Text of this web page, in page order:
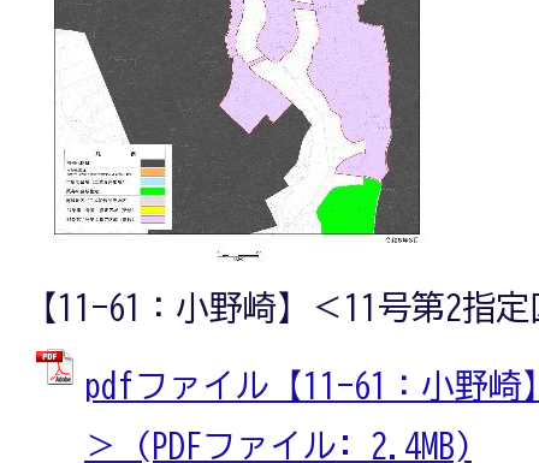
【11-61：小野崎】＜11号第2指
pdfファイル【11-61：小野崎
＞ (PDFファイル: 2.4MB)